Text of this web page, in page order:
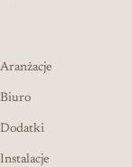
Aranżacje
Biuro
Dodatki
Instalacje